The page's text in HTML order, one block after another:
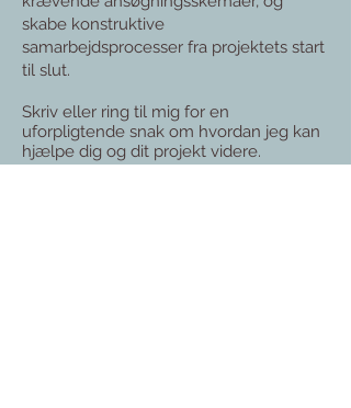
skabe konstruktive
samarbejdsprocesser fra projektets start
til slut.
Skriv eller ring til mig for en
uforpligtende snak om hvordan jeg kan
hjælpe dig og dit projekt videre.